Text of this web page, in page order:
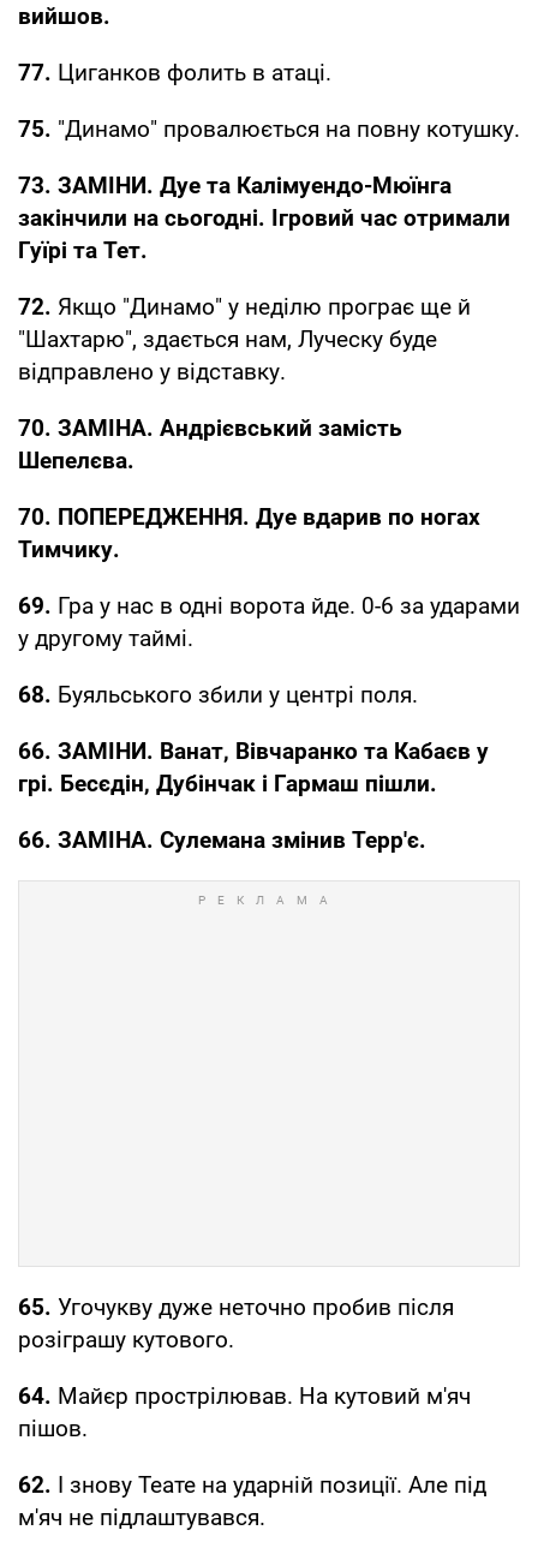
вийшов.
77. Циганков фолить в атаці.
75. "Динамо" провалюється на повну котушку.
73. ЗАМІНИ. Дуе та Калімуендо-Мюїнга
закінчили на сьогодні. Ігровий час отримали
Гуїрі та Тет.
72. Якщо "Динамо" у неділю програє ще й
"Шахтарю", здається нам, Луческу буде
відправлено у відставку.
70. ЗАМІНА. Андрієвський замість
Шепелєва.
70. ПОПЕРЕДЖЕННЯ. Дуе вдарив по ногах
Тимчику.
69. Гра у нас в одні ворота йде. 0-6 за ударами
у другому таймі.
68. Буяльського збили у центрі поля.
66. ЗАМІНИ. Ванат, Вівчаранко та Кабаєв у
грі. Бесєдін, Дубінчак і Гармаш пішли.
66. ЗАМІНА. Сулемана змінив Терр'є.
65. Угочукву дуже неточно пробив після
розіграшу кутового.
64. Майєр прострілював. На кутовий м'яч
пішов.
62. І знову Теате на ударній позиції. Але під
м'яч не підлаштувався.